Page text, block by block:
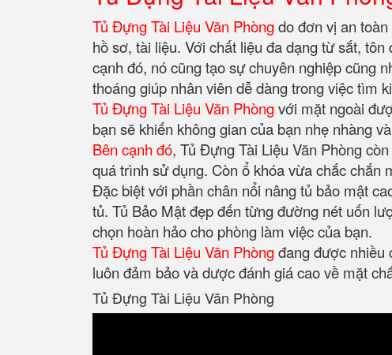
Tủ Đựng Tài Liệu Văn Phòngdo đơn vị an
hồ sơ, tài liệu. Với chất liệu đa dạng từ sắt,
cạnh đó, nó cũng tạo sự chuyên nghiệp cũng
thoáng giúp nhân viên dễ dàng trong việc tìm
Tủ Đựng Tài Liệu Văn Phòngvới mặt ngoài
bạn sẽ khiến không gian của bạn nhẹ nhàng
Bên cạnh đó, Tủ Đựng Tài Liệu Văn Phòng
quá trình sử dụng. Còn ổ khóa vừa chắc chắn
Đặc biệt với phần chân nổi nâng tủ bảo mật
tủ. Tủ Bảo Mật đẹp đến từng đường nét uốn
chọn hoàn hảo cho phòng làm việc của bạn.
Tủ Đựng Tài Liệu Văn Phòngđang được nhiều
luôn đảm bảo và dược đánh giá cao về mặt
Tủ Đựng Tài Liệu Văn Phòng